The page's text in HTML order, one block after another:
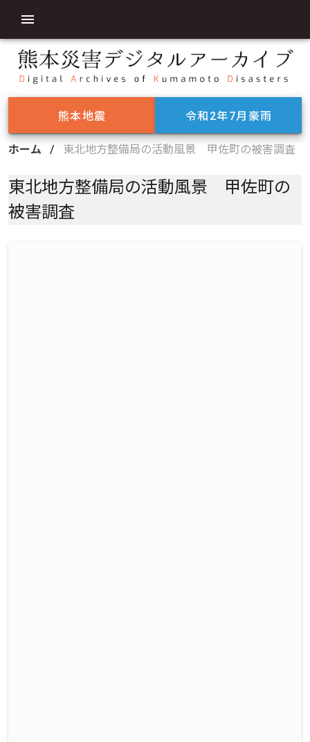
熊本地震 令和2年7月豪雨
ホーム / 東北地方整備局の活動風景 甲佐町の被害調査
東北地方整備局の活動風景 甲佐町の
被害調査